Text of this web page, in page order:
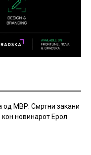
од МВР: Смртни закани
новинарот Ерол